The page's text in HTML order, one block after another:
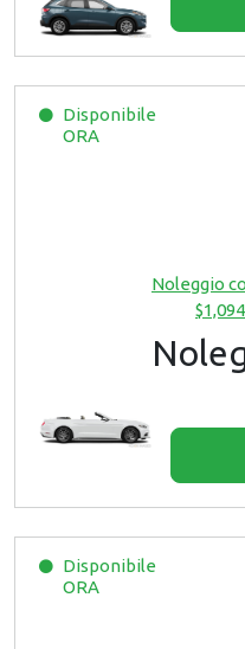
Disponibile
ORA
Noleggio
Disponibile
ORA